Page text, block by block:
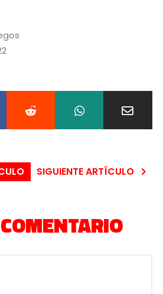
SIGUIENTE ARTÍCULO